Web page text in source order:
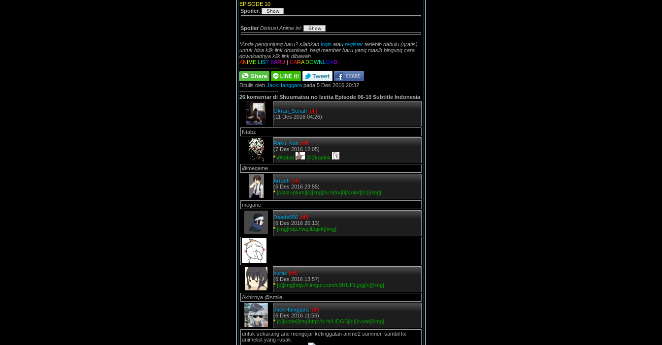
EPISODE 10
Spoiler:
Spoiler Diskusi Anime ini:
*Anda pengunjung baru? silahkan login atau register terlebih dahulu (gratis)
untuk bisa klik link download. bagi member baru yang masih bingung cara
downloadnya klik link dibawah.
ANIME L IST BARU | CARADOWNL OAD
--------------------
Ditulis oleh JackHanggara pada 5 Des 2016 20:32
--------------------
26 komentar di Shuumatsu no Izetta Episode 06-10 Subtitle Indonesia
Okran_Senah [off]
(11 Des 2016 04:26)
Ntabz
Raku_Kun [off]
(7 Des 2016 12:05)
* @tobat
@2koplok
@megame
Arraeh [off]
(6 Des 2016 23:55)
* [color=plum][c][img]//v.ht/rvj0[/color][/c][/img]
megane
Deade666 [off]
(6 Des 2016 20:13)
* [img]http://wq.lt/qjek[/img]
kurak [off]
(6 Des 2016 13:57)
* [c][img]http://i.imgur.com/c9RUIf1.jpg[/c][/img]
Akhirnya @smile
JackHanggara [off]
(6 Des 2016 11:56)
* [c][code][img]http://v.ht/UDGB[/c][/code][/img]
untuk sekarang ane mengejar ketinggalan anime2 summer, sambil fix
animelist yang rusak